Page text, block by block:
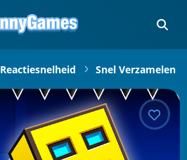
Reactiesnelheid Snel Verzamelen